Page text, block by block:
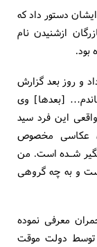
دستور داد که
کند٬ ولی آقای بازرگان ازشنیدن نام
و روز بعد گزارش
[بعدها] وی
این فرد سید
عکاسی مخصوص
شـده است. من
و به چه گروهی
معرفی نموده
توسط دولت موقت